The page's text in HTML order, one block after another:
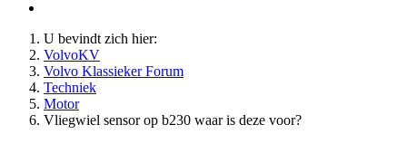
U bevindt zich hier:
VolvoKV
Volvo Klassieker Forum
Techniek
Motor
Vliegwiel sensor op b230 waar is deze voor?